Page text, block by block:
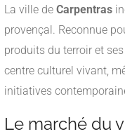
La ville de Carpentras
provençal. Reconnue
produits du terroir et
centre culturel vivant,
initiatives
Le marché du